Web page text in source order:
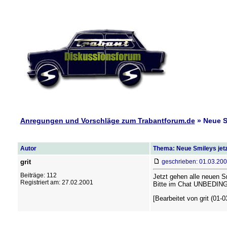
Anregungen und Vorschläge zum Trabantforum.de» Neue
Autor Thema: Neue Smileys
grit
Beiträge: 112
Registriert am: 27.02.2001
geschrieben:
Jetzt gehen alle neuen
Bitte im Chat
[Bearbeitet von grit (01-